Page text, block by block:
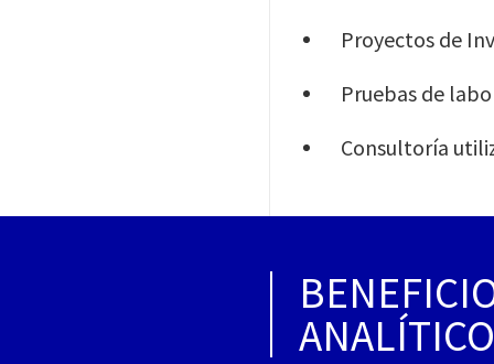
Proyectos de
Pruebas de
Consultoría